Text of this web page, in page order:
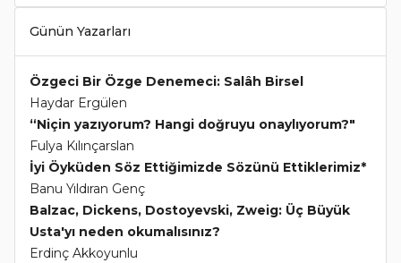
Günün Yazarları
Özgeci Bir Özge Denemeci: Salâh Birsel
Haydar Ergülen
“Niçin yazıyorum? Hangi doğruyu onaylıyorum?"
Fulya Kılınçarslan
İyi Öyküden Söz Ettiğimizde Sözünü Ettiklerimiz*
Banu Yıldıran Genç
Balzac, Dickens, Dostoyevski, Zweig: Üç Büyük
Usta'yı neden okumalısınız?
Erdinç Akkoyunlu